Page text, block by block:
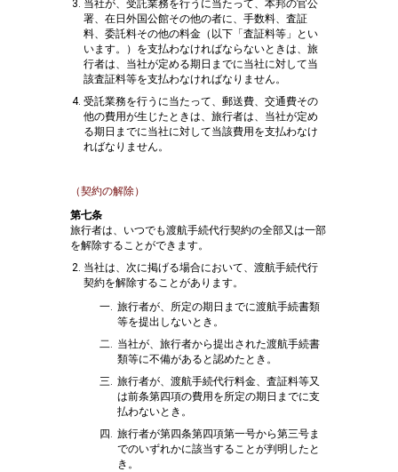
当社が、受託業務を行うに当たって、本邦の官公
署、在日外国公館その他の者に、手数料、査証
料、委託料その他の料金（以下「査証料等」とい
います。）を支払わなければならないときは、旅
行者は、当社が定める期日までに当社に対して当
該査証料等を支払わなければなりません。
受託業務を行うに当たって、郵送費、交通費その
他の費用が生じたときは、旅行者は、当社が定め
る期日までに当社に対して当該費用を支払わなけ
ればなりません。
（契約の解除）
第七条
旅行者は、いつでも渡航手続代行契約の全部又は一部
を解除することができます。
当社は、次に掲げる場合において、渡航手続代行
契約を解除することがあります。
旅行者が、所定の期日までに渡航手続書類
等を提出しないとき。
当社が、旅行者から提出された渡航手続書
類等に不備があると認めたとき。
旅行者が、渡航手続代行料金、査証料等又
は前条第四項の費用を所定の期日までに支
払わないとき。
旅行者が第四条第四項第一号から第三号ま
でのいずれかに該当することが判明したと
き。